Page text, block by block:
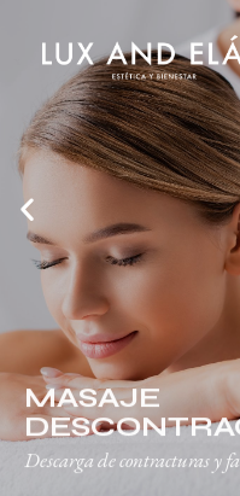
MASAJE
Descarga de contracturas y